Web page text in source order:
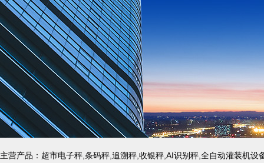
主营产品：超市电子秤,条码秤,追溯秤,收银秤,AI识别秤,全自动灌装机设